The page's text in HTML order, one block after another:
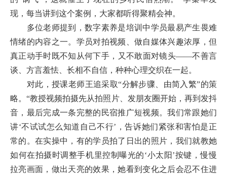
现，每当讲到这个案例，大家都听得聚精会神。
多位老师提到，数字素养是培训中学员最易产生畏难
情绪的内容之一。学员对拍视频、做自媒体兴趣浓厚，但
真正动手时既不知从何下手，又不敢面对镜头——不善言
谈、方言羞怯、长相不自信，种种心理交织在一起。
对此，授课老师王追采取“分解步骤、由简入繁”的策
略。“教授视频拍摄先从拍照片、发朋友圈开始，再到发抖
音，最后完成一条完整的民宿推广短视频。我们常跟她们
讲‘不试试怎么知道自己不行’，告诉她们紧张和害怕是正
常的。在实操中，有的学员拍了日出的照片，我们就教她
如何在拍摄时调整手机里控制曝光的‘小太阳’按键，慢慢
拉亮画面，做出天亮的效果，她看到变化之后会忍不住进